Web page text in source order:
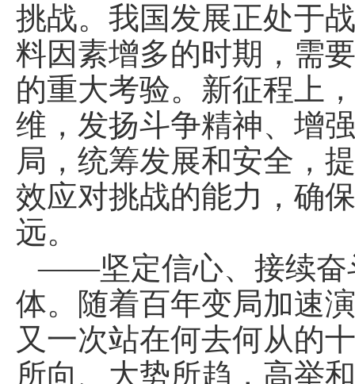
挑战。我国发展正处于
料因素增多的时期，需
的重大考验。新征程上
维，发扬斗争精神、增
局，统筹发展和安全，
效应对挑战的能力，确
远。
——坚定信心、接续奋
体。随着百年变局加速
又一次站在何去何从的
所向、大势所趋，高举